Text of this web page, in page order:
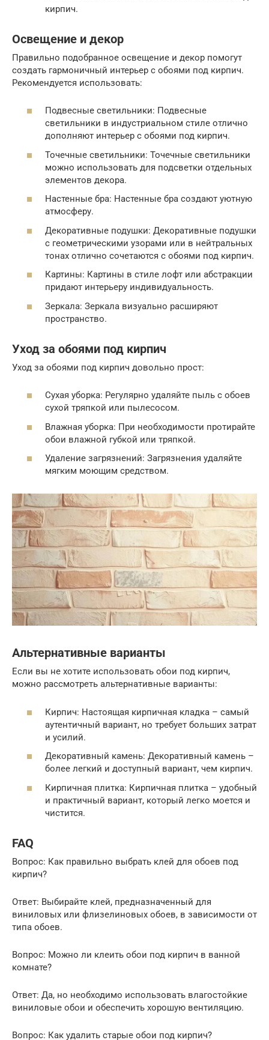
кирпич.
Освещение и декор
Правильно подобранное освещение и декор помогут
создать гармоничный интерьер с обоями под кирпич.
Рекомендуется использовать:
Подвесные светильники: Подвесные
светильники в индустриальном стиле отлично
дополняют интерьер с обоями под кирпич.
Точечные светильники: Точечные светильники
можно использовать для подсветки отдельных
элементов декора.
Настенные бра: Настенные бра создают уютную
атмосферу.
Декоративные подушки: Декоративные подушки
с геометрическими узорами или в нейтральных
тонах отлично сочетаются с обоями под кирпич.
Картины: Картины в стиле лофт или абстракции
придают интерьеру индивидуальность.
Зеркала: Зеркала визуально расширяют
пространство.
Уход за обоями под кирпич
Уход за обоями под кирпич довольно прост:
Сухая уборка: Регулярно удаляйте пыль с обоев
сухой тряпкой или пылесосом.
Влажная уборка: При необходимости протирайте
обои влажной губкой или тряпкой.
Удаление загрязнений: Загрязнения удаляйте
мягким моющим средством.
Альтернативные варианты
Если вы не хотите использовать обои под кирпич,
можно рассмотреть альтернативные варианты:
Кирпич: Настоящая кирпичная кладка – самый
аутентичный вариант, но требует больших затрат
и усилий.
Декоративный камень: Декоративный камень –
более легкий и доступный вариант, чем кирпич.
Кирпичная плитка: Кирпичная плитка – удобный
и практичный вариант, который легко моется и
чистится.
FAQ
Вопрос: Как правильно выбрать клей для обоев под
кирпич?
Ответ: Выбирайте клей, предназначенный для
виниловых или флизелиновых обоев, в зависимости от
типа обоев.
Вопрос: Можно ли клеить обои под кирпич в ванной
комнате?
Ответ: Да, но необходимо использовать влагостойкие
виниловые обои и обеспечить хорошую вентиляцию.
Вопрос: Как удалить старые обои под кирпич?